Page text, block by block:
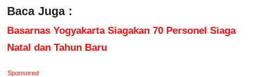
Baca Juga :
Basarnas Yogyakarta Siagakan 70 Personel Siaga
Natal dan Tahun Baru
Sponsored